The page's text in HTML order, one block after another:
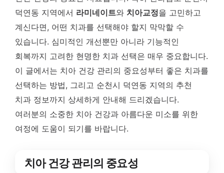
덕연동 지역에서 라미네이트와 치아교정을 고민하고
계신다면, 어떤 치과를 선택해야 할지 막막할 수
있습니다. 심미적인 개선뿐만 아니라 기능적인
회복까지 고려한 현명한 치과 선택은 매우 중요합니다.
이 글에서는 치아 건강 관리의 중요성부터 좋은 치과를
선택하는 방법, 그리고 순천시 덕연동 지역의 추천
치과 정보까지 상세하게 안내해 드리겠습니다.
여러분의 소중한 치아 건강과 아름다운 미소를 위한
여정에 도움이 되기를 바랍니다.
치아 건강 관리의 중요성